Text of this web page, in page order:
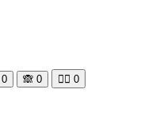
0 🙈 0 🧘‍♀️ 0